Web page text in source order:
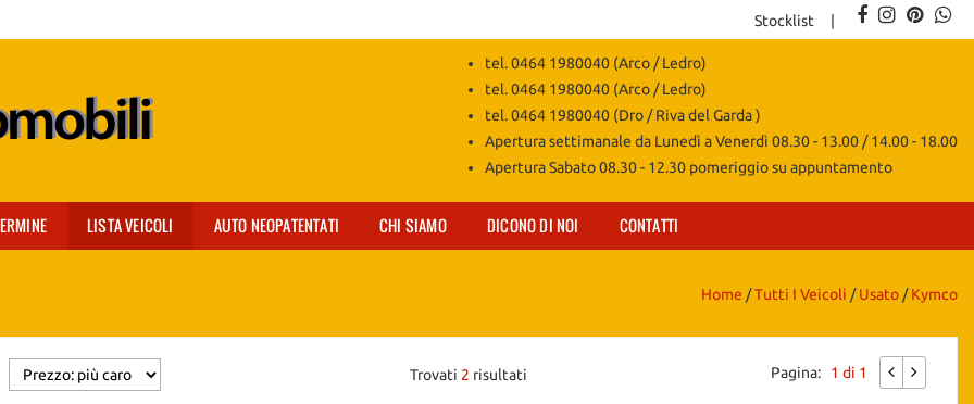
Stocklist
tel. 0464 1980040 (Arco / Ledro)
tel. 0464 1980040 (Arco / Ledro)
tel. 0464 1980040 (Dro / Riva del Garda )
Apertura settimanale da Lunedì a Venerdì 08.30 - 13.00 / 14.00 - 18.00
Apertura Sabato 08.30 - 12.30 pomeriggio su appuntamento
LISTA VEICOLI AUTO NEOPATENTATI CHI SIAMO DICONO DI NOI CONTATTI
Home /Tutti I Veicoli /Usato /Kymco
Trovati 2 risultati Pagina: 1 di 1